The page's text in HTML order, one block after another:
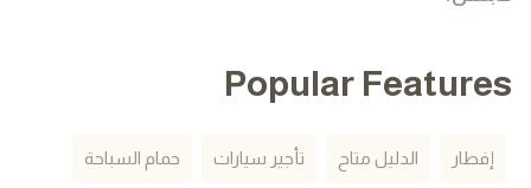
Popular Features
إفطار الدليل متاح تأجير سيارات حمام السباحة